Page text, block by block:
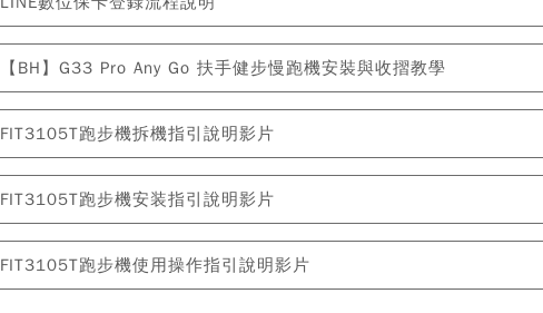
【BH】G33 Pro Any Go 扶手健步慢跑機安裝與收摺教學
FIT3105T跑步機拆機指引說明影片
FIT3105T跑步機安装指引說明影片
FIT3105T跑步機使用操作指引說明影片